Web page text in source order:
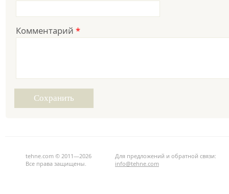
Комментарий *
tehne.com © 2011—2026
Все права защищены.
Для предложений и обратной связи:
info@tehne.com